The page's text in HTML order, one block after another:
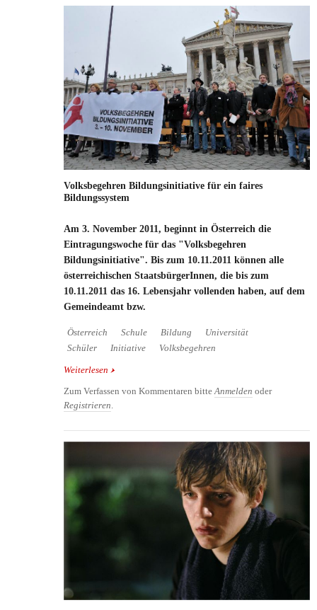
Volksbegehren Bildungsinitiative für ein faires
Bildungssystem
Am 3. November 2011, beginnt in Österreich die
Eintragungswoche für das "Volksbegehren
Bildungsinitiative". Bis zum 10.11.2011 können alle
österreichischen StaatsbürgerInnen, die bis zum
10.11.2011 das 16. Lebensjahr vollenden haben, auf dem
Gemeindeamt bzw.
Österreich Schule Bildung
Universität
Schüler
Initiative Volksbegehren
Weiterlesen über Volksbegehren Bildungsinitiative für ein faires
Zum Verfassen von Kommentaren bitte Anmelden oder
Registrieren